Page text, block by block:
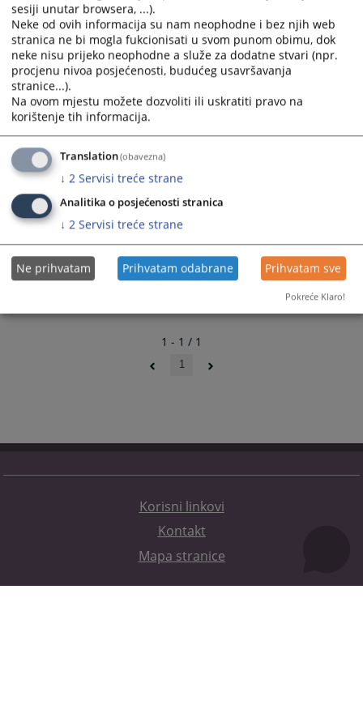
Kancelarija za pravnu pomoć Brčko distrikta BiH
Pravobranilaštvo Brčko distrikta BiH
1623PREGLEDA
1 - 1 / 1
1
Korisni linkovi
Kontakt
Mapa stranice
sesiji unutar browsera, ...).
Neke od ovih informacija su nam neophodne i bez njih web
stranica ne bi mogla fukcionisati u svom punom obimu, dok
neke nisu prijeko neophodne a služe za dodatne stvari (npr.
procjenu nivoa posjećenosti, budućeg usavršavanja
stranice...).
Na ovom mjestu možete dozvoliti ili uskratiti pravo na
korištenje tih informacija.
Translation(obavezna)
↓ 2 Servisi treće strane
Analitika o posjećenosti stranica
↓ 2 Servisi treće strane
Ne prihvatam Prihvatam odabrane Prihvatam sve
Pokreće Klaro!